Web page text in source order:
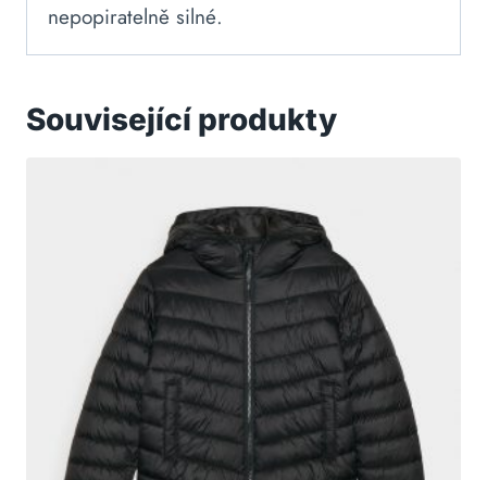
nepopiratelně silné.
Související produkty